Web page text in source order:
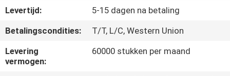
VERZOEK
OM
EEN
CITAAT
Levertijd:
5-15 dagen na betaling
Betalingscondities:
T/T, L/C, Western Union
Levering
vermogen:
60000 stukken per maand